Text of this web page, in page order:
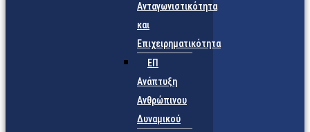
Ανταγωνιστικότητα
και
Επιχειρηματικότητα
ΕΠ
Ανάπτυξη
Ανθρώπινου
Δυναμικού